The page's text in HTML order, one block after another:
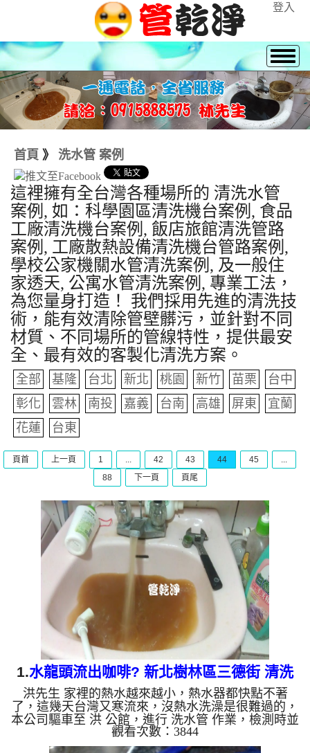
登入
首頁 》 洗水管 案例
這裡擁有全台灣各種場所的 清洗水管
案例, 如：科學園區清洗機台案例, 食品
工廠清洗機台案例, 飯店旅館清洗管路
案例, 工廠散熱設備清洗機台管路案例,
學校公家機關水管清洗案例, 及一般住
家透天, 公寓水管清洗案例, 專業工法，
為您量身打造！ 我們採用先進的清洗技
術，能有效清除管壁髒污，並針對不同
材質、不同場所的管線特性，提供最安
全、最有效的客製化清洗方案。
全部 基隆 台北 新北 桃園 新竹 苗栗
台中
彰化
雲林 南投 嘉義 台南 高雄 屏東
宜蘭
花蓮
台東
頁首 上一頁 1 ... 42 43 44 45
...
88
下一頁 頁尾
1.水龍頭流出咖啡? 新北樹林區三德街 清洗
水管
洪先生 家裡的熱水越來越小，熱水器都快點不著
了，這幾天台灣又寒流來，沒熱水洗澡是很難過的，
本公司驅車至 洪 公館，進行 洗水管 作業，檢測時並
無發現，本公司架起 高周波水管清洗機，灌入 檸檬
酸水 至管路裡面，等了約15分，開啟 水管清洗機 ，
觀看次數：3844